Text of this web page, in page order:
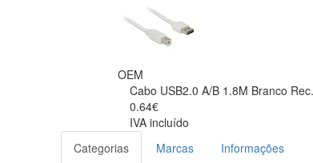
OEM
Cabo USB2.0 A/B 1.8M Branco Rec.
0.64€
IVA incluído
Categorias
Marcas
Informações